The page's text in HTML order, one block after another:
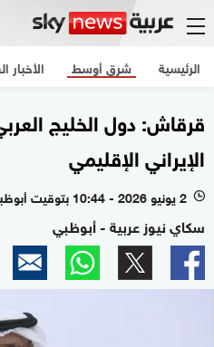
الرئيسية الأخبار شرق أوسط
قرقاش: دول الخليج
الإيراني الإقليمي
l 2 يونيو 2026 - 10:44 بتوقيت أبوظبي
سكاي نيوز عربية - أبوظبي